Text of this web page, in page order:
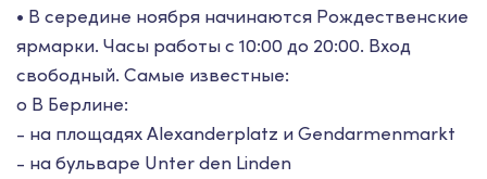
• В середине ноября начинаются Рождественские
ярмарки. Часы работы с 10:00 до 20:00. Вход
свободный. Самые известные:
o В Берлине:
- на площадях Alexanderplatz и Gendarmenmarkt
- на бульваре Unter den Linden